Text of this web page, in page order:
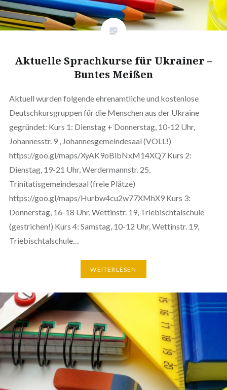
Aktuelle Sprachkurse für Ukrainer –
Buntes Meißen
Aktuell wurden folgende ehrenamtliche und kostenlose
Deutschkursgruppen für die Menschen aus der Ukraine
gegründet: Kurs 1: Dienstag + Donnerstag, 10-12 Uhr,
Johannesstr. 9 , Johannesgemeindesaal (VOLL!)
https://goo.gl/maps/XyAK9oBibNxM14XQ7 Kurs 2:
Dienstag, 19-21 Uhr, Werdermannstr. 25,
Trinitatisgemeindesaal (freie Plätze)
https://goo.gl/maps/Hurbw4cu2w77XMhX9 Kurs 3:
Donnerstag, 16-18 Uhr, Wettinstr. 19, Triebischtalschule
(gestrichen!) Kurs 4: Samstag, 10-12 Uhr, Wettinstr. 19,
Triebischtalschule…
WEITERLESEN